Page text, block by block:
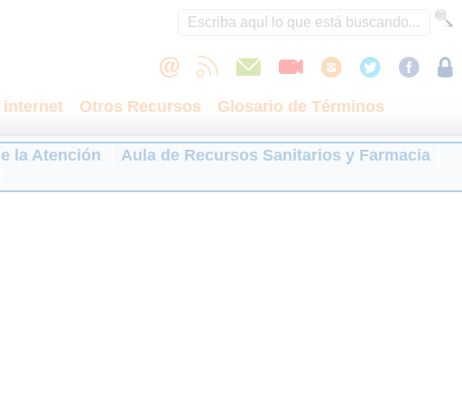
internet Otros Recursos
Glosario de Términos
la Atención
Aula de Recursos Sanitarios y Farmacia